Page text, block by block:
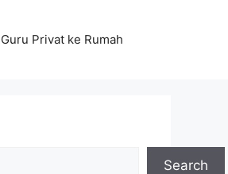
Privat ke Rumah
Search